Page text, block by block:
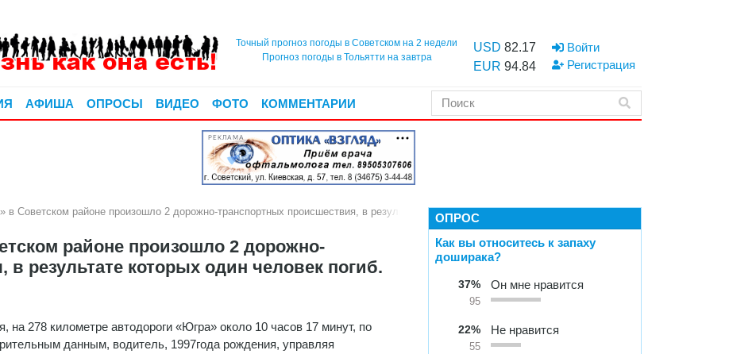
Точный прогноз погоды в Советском на 2 недели
Прогноз погоды в Тольятти на завтра
USD 82.17
EUR 94.84
Войти
Регистрация
АФИША ОПРОСЫ ВИДЕО ФОТО КОММЕНТАРИИ
РЕКЛАМА
в Советском районе произошло 2 дорожно-транспортных происшествия, в результате которых один человек погиб. ФОТО
районе произошло 2 дорожно-
результате которых один человек погиб.
на 278 километре автодороги «Югра» около 10 часов 17 минут, по
данным, водитель, 1997года рождения, управляя
ОПРОС
Как вы относитесь к запаху
доширака?
37%
95
Он мне нравится
22%
55
Не нравится